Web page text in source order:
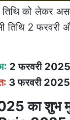
तिथि को लेकर
तिथि 2 फरवरी
2 फरवरी
3 फरवरी
का शुभ